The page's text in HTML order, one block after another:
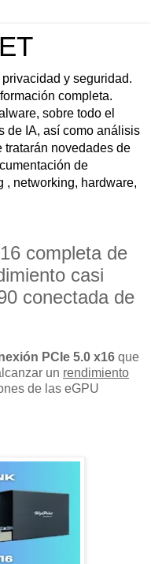
y seguridad.
completa.
sobre todo el
de IA, así como análisis
tratarán novedades de
de
, networking, hardware,
completa de
casi
conectada de
PCIe 5.0 x16 que
un rendimiento
de las eGPU